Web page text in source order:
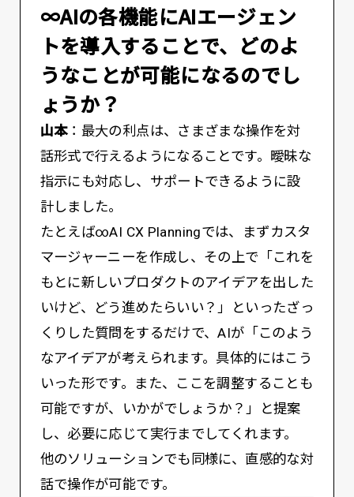
――∞AIの各機能にAIエージェン
トを導入することで、どのよ
うなことが可能になるのでし
ょうか？
山本：最大の利点は、さまざまな操作を対
話形式で行えるようになることです。曖昧な
指示にも対応し、サポートできるように設
計しました。
たとえば∞AI CX Planningでは、まずカスタ
マージャーニーを作成し、その上で「これを
もとに新しいプロダクトのアイデアを出した
いけど、どう進めたらいい？」といったざっ
くりした質問をするだけで、AIが「このよう
なアイデアが考えられます。具体的にはこう
いった形です。また、ここを調整することも
可能ですが、いかがでしょうか？」と提案
し、必要に応じて実行までしてくれます。
他のソリューションでも同様に、直感的な対
話で操作が可能です。